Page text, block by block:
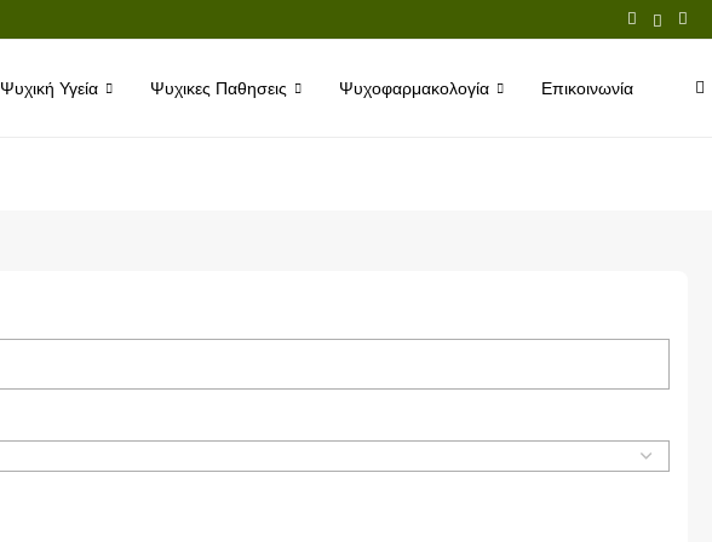
Ψυχική Υγεία Ψυχικες Παθησεις Ψυχοφαρμακολογία Επικοινωνία